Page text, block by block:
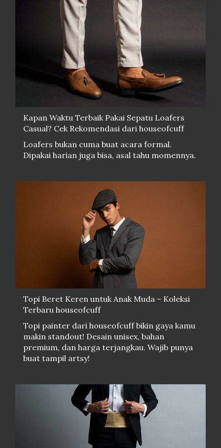
Kapan Waktu Terbaik Pakai Sepatu Loafers
Casual? Cek Rekomendasi dari houseofcuff
Loafers bukan cuma buat acara formal.
Dipakai harian juga bisa, asal tahu momennya.
Topi Beret Keren untuk Anak Muda – Koleksi
Terbaru houseofcuff
Topi painter dari houseofcuff bikin gaya kamu
makin standout! Desain unisex, bahan
premium, dan harga terjangkau. Wajib punya
buat tampil artsy!